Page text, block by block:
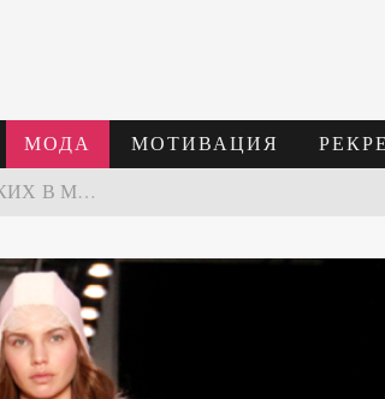
МОДА МОТИВАЦИЯ
ПОДАРКИ, КОТОРЫЕ ТОЧНО ПОРАДУЮТ БЛИЗКИХ В МАЙСКИЕ ПРАЗДНИКИ
НЕДЕЛЯ ВЫСОКОЙ МОДЫ РОССИИ: НОВАЯ ГЛАВА ОТЕЧЕСТВЕННОГО КУТЮРА